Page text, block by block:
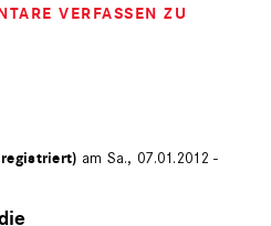
VERFASSEN ZU
am Sa., 07.01.2012 -